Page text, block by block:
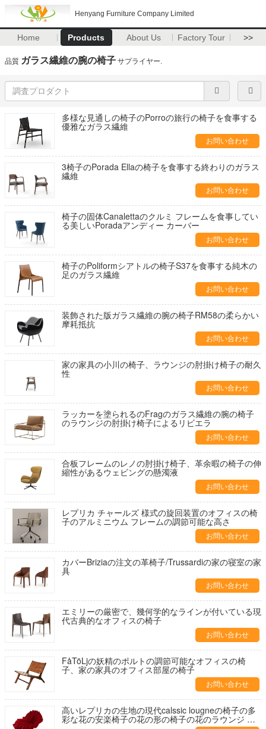
Henyang Furniture Company Limited
Home Products About Us Factory Tour >>
品質 ガラス繊維の腕の椅子 サプライヤー.
多様な見通しの椅子のPorroの旅行の椅子を食事する
優雅なガラス繊維
お問い合わせ
3椅子のPorada Ellaの椅子を食事する終わりのガラス
繊維
お問い合わせ
椅子の固体Canalettaのクルミ フレームを食事してい
る美しいPoradaアンディー カーバー
お問い合わせ
椅子のPoliformシアトルの椅子S37を食事する純木の
足のガラス繊維
お問い合わせ
装飾された版ガラス繊維の腕の椅子RM58の柔らかい
摩耗抵抗
お問い合わせ
家の家具の小川の椅子、ラウンジの肘掛け椅子の耐久
性
お問い合わせ
ラッカーを塗られるのFragのガラス繊維の腕の椅子
のラウンジの肘掛け椅子によるリビエラ
お問い合わせ
合板フレームのレノの肘掛け椅子、革余暇の椅子の伸
縮性があるウェビングの懸濁液
お問い合わせ
レプリカ チャールズ 様式の旋回装置のオフィスの椅
子のアルミニウム フレームの調節可能な高さ
お問い合わせ
カバーBriziaの注文の革椅子/Trussardiの家の寝室の家
具
お問い合わせ
エミリーの厳密で、幾何学的なラインが付いている現
代古典的なオフィスの椅子
お問い合わせ
FåTöLjの妖精のポルトの調節可能なオフィスの椅
子、家の家具のオフィス部屋の椅子
お問い合わせ
高いレプリカの生地の現代calssic lougneの椅子の多
彩な花の安楽椅子の花の形の椅子の花のラウンジ チ